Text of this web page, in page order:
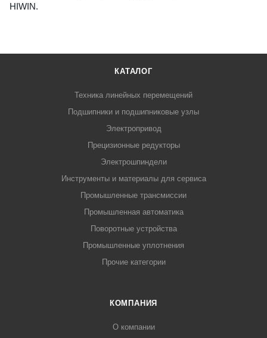
HIWIN.
КАТАЛОГ
Техника линейных перемещений
Подшипники и подшипниковые узлы
Электропривод
Прецизионные редукторы
Электрошпиндели
Инструменты и материалы для сервиса
Промышленные трансмиссии
Промышленная автоматика
Поворотные устройства
Промышленные уплотнения
Прочие категории
КОМПАНИЯ
О компании